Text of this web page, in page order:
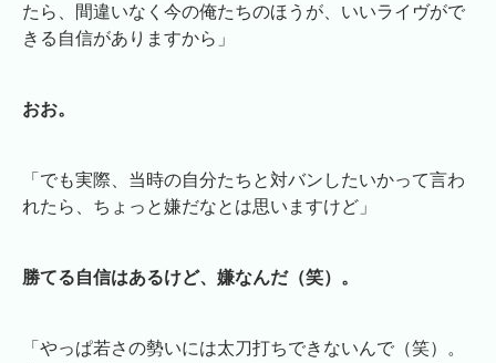
たら、間違いなく今の俺たちのほうが、いいライヴがで
きる自信がありますから」
おお。
「でも実際、当時の自分たちと対バンしたいかって言わ
れたら、ちょっと嫌だなとは思いますけど」
勝てる自信はあるけど、嫌なんだ（笑）。
「やっぱ若さの勢いには太刀打ちできないんで（笑）。